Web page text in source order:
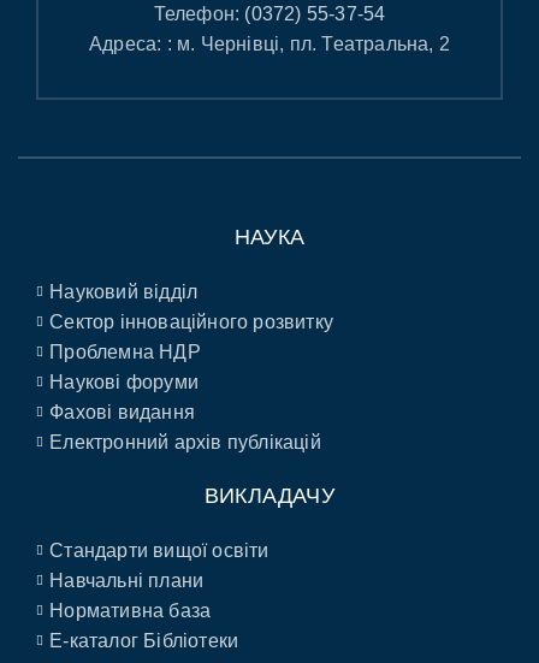
Телефон: (0372) 55-37-54
Адреса: : м. Чернівці, пл. Театральна, 2
НАУКА
Науковий відділ
Сектор інноваційного розвитку
Проблемна НДР
Наукові форуми
Фахові видання
Електронний архів публікацій
ВИКЛАДАЧУ
Стандарти вищої освіти
Навчальні плани
Нормативна база
E-каталог Бібліотеки